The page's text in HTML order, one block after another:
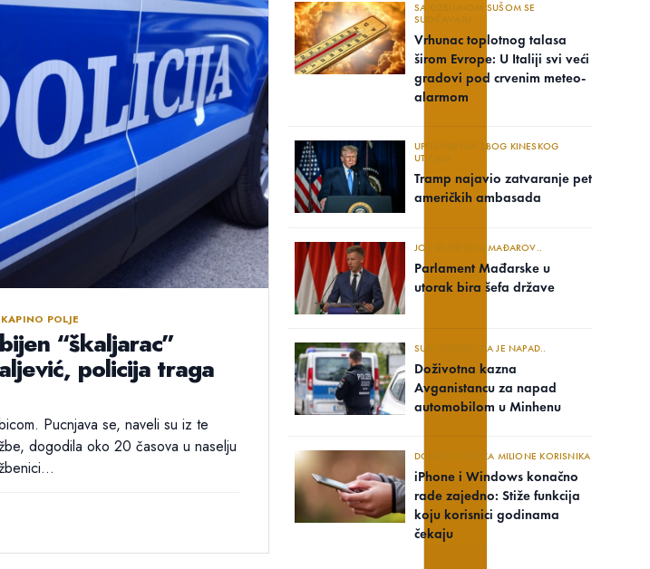
POLJE
“škaljarac”
policija traga
Pucnjava se, naveli su iz te
dogodila oko 20 časova u naselju
SA OZBILJNOM SUŠOM SE
SUOČAVAJU..
Vrhunac toplotnog talasa
širom Evrope: U Italiji svi veći
gradovi pod crvenim meteo-
alarmom
UPOZORENJA ZBOG KINESKOG
UTICAJA
Tramp najavio zatvaranje pet
američkih ambasada
JOŠ SE NE ZNA MAĐAROV..
Parlament Mađarske u
utorak bira šefa države
SUD UTVRDIO DA JE NAPAD..
Doživotna kazna
Avganistancu za napad
automobilom u Minhenu
DOBRA VIJEST ZA MILIONE KORISNIKA
iPhone i Windows konačno
rade zajedno: Stiže funkcija
koju korisnici godinama
čekaju